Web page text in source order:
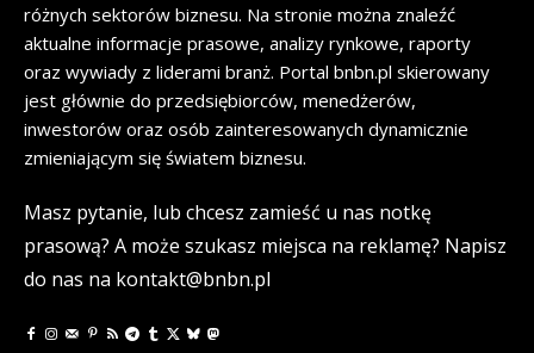
różnych sektorów biznesu. Na stronie można znaleźć
aktualne informacje prasowe, analizy rynkowe, raporty
oraz wywiady z liderami branż. Portal bnbn.pl skierowany
jest głównie do przedsiębiorców, menedżerów,
inwestorów oraz osób zainteresowanych dynamicznie
zmieniającym się światem biznesu.
Masz pytanie, lub chcesz zamieść u nas notkę
prasową? A może szukasz miejsca na reklamę? Napisz
do nas na kontakt@bnbn.pl